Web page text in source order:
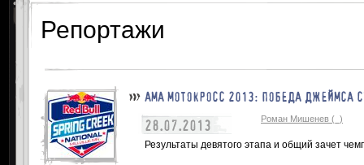
Репортажи
АМА МОТОКРОСС 2013: ПОБЕДА ДЖЕЙМСА
28.07.2013 Роман Мишенев (_)
Результаты девятого этапа и общий зачет